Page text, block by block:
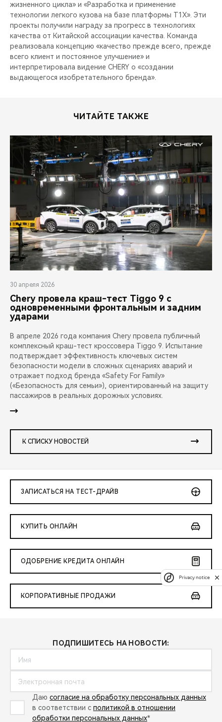
жизненного цикла» и «Разработка и применение
технологии легкого кузова на базе платформы T1X». Эти
проекты получили награду за прогресс в технологиях
качества от Китайской ассоциации качества. Команда
реализовала концепцию «качество прежде всего, прежде
всего клиент и постоянное улучшение» и
интерпретировала видение CHERY о «создании
выдающегося изобретательного бренда».
ЧИТАЙТЕ ТАКЖЕ
30 апреля 2026
Chery провела краш-тест Tiggo 9 с
одновременными фронтальным и задним
ударами
В апреле 2026 года компания Chery провела публичный
комплексный краш-тест кроссовера Tiggo 9. Испытание
подтверждает эффективность ключевых систем
безопасности модели в сложных сценариях аварий и
отражает подход бренда «Safety For Family»
(«Безопасность для семьи»), ориентированный на защиту
пассажиров в реальных дорожных условиях.
К СПИСКУ НОВОСТЕЙ
ЗАПИСАТЬСЯ НА ТЕСТ-ДРАЙВ
КУПИТЬ ОНЛАЙН
ОДОБРЕНИЕ КРЕДИТА ОНЛАЙН
КОРПОРАТИВНЫЕ ПРОДАЖИ
ПОДПИШИТЕСЬ НА НОВОСТИ:
Даю согласие на обработку персональных данных
в соответствии с политикой в отношении
обработки персональных данных*
Privacy notice